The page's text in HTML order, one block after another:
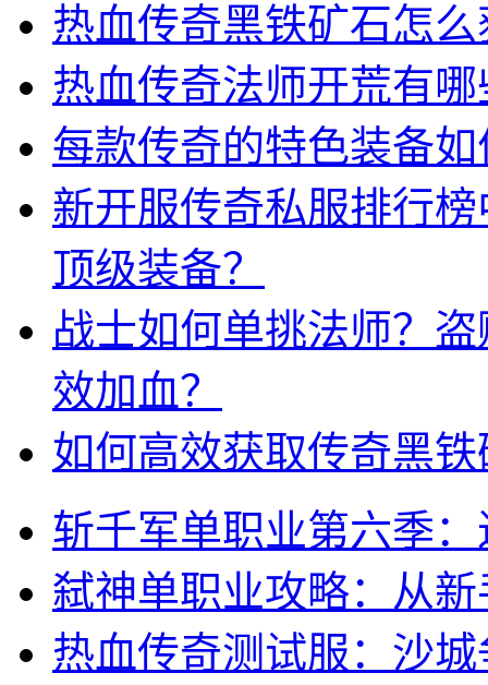
热血传奇黑铁矿石怎
热血传奇法师开荒有
每款传奇的特色装备
新开服传奇私服排行
顶级装备？
战士如何单挑法师？
效加血？
如何高效获取传奇黑
斩千军单职业第六季
弑神单职业攻略：从
热血传奇测试服：沙